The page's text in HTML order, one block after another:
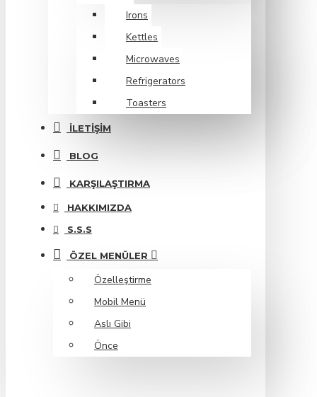
Irons
Kettles
Microwaves
Refrigerators
Toasters
İLETIŞIM
BLOG
KARŞILAŞTIRMA
HAKKIMIZDA
S.S.S
ÖZEL MENÜLER
Özelleştirme
Mobil Menü
Aslı Gibi
Önce